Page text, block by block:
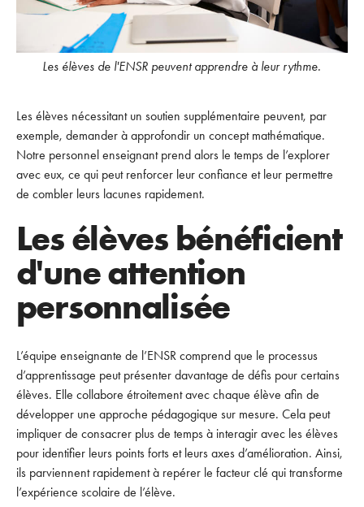
Les élèves de l'ENSR peuvent apprendre à leur rythme.
Les élèves nécessitant un soutien supplémentaire peuvent, par
exemple, demander à approfondir un concept mathématique.
Notre personnel enseignant prend alors le temps de l’explorer
avec eux, ce qui peut renforcer leur confiance et leur permettre
de combler leurs lacunes rapidement.
Les élèves bénéficient
d'une attention
personnalisée
L’équipe enseignante de l’ENSR comprend que le processus
d’apprentissage peut présenter davantage de défis pour certains
élèves. Elle collabore étroitement avec chaque élève afin de
développer une approche pédagogique sur mesure. Cela peut
impliquer de consacrer plus de temps à interagir avec les élèves
pour identifier leurs points forts et leurs axes d’amélioration. Ainsi,
ils parviennent rapidement à repérer le facteur clé qui transforme
l’expérience scolaire de l’élève.